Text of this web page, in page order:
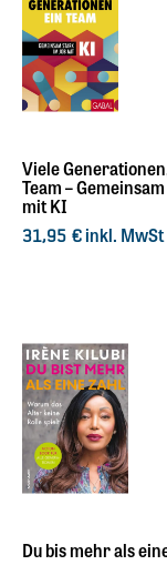
Viele
Team –
mit KI
31,95 € inkl. MwSt
Du bis mehr als